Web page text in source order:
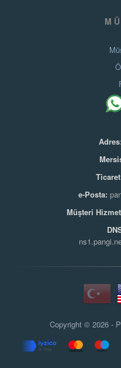
e-Posta:
Müşteri
Copyright © 2026 -